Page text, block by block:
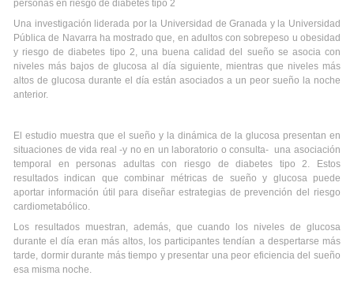
personas en riesgo de diabetes tipo 2
Una investigación liderada por la Universidad de Granada y la Universidad
Pública de Navarra ha mostrado que, en adultos con sobrepeso u obesidad
y riesgo de diabetes tipo 2, una buena calidad del sueño se asocia con
niveles más bajos de glucosa al día siguiente, mientras que niveles más
altos de glucosa durante el día están asociados a un peor sueño la noche
anterior.
El estudio muestra que el sueño y la dinámica de la glucosa presentan en
situaciones de vida real -y no en un laboratorio o consulta- una asociación
temporal en personas adultas con riesgo de diabetes tipo 2. Estos
resultados indican que combinar métricas de sueño y glucosa puede
aportar información útil para diseñar estrategias de prevención del riesgo
cardiometabólico.
Los resultados muestran, además, que cuando los niveles de glucosa
durante el día eran más altos, los participantes tendían a despertarse más
tarde, dormir durante más tiempo y presentar una peor eficiencia del sueño
esa misma noche.